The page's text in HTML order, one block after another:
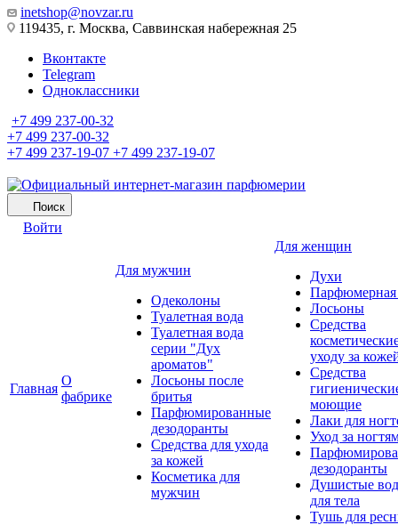
inetshop@novzar.ru
119435, г. Москва, Саввинская набережная 25
Вконтакте
Telegram
Одноклассники
+7 499 237-00-32
+7 499 237-00-32
+7 499 237-19-07 +7 499 237-19-07
Поиск
Войти
Главная
О
фабрике
Для мужчин
Одеколоны
Туалетная вода
Туалетная вода
серии "Дух
ароматов"
Лосьоны после
бритья
Парфюмированные
дезодоранты
Средства для ухода
за кожей
Косметика для
мужчин
Для женщин
Духи
Парфюмерная
Лосьоны
Средства
уходу за
Средства
моющие
Лаки для
Уход за
дезодоранты
Душистые
для тела
Тушь для